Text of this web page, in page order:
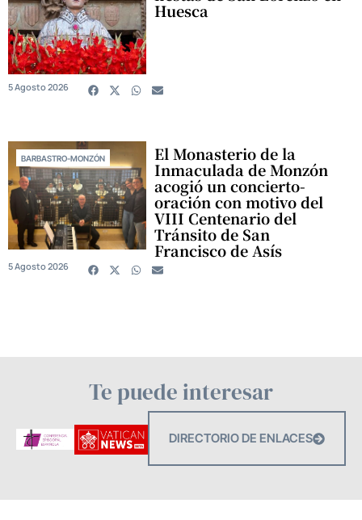
Huesca
5 Agosto 2026
BARBASTRO-MONZÓN El Monasterio de la
Inmaculada de Monzón
acogió un concierto-
oración con motivo del
VIII Centenario del
Tránsito de San
Francisco de Asís
5 Agosto 2026
Te puede interesar
DIRECTORIO DE ENLACES